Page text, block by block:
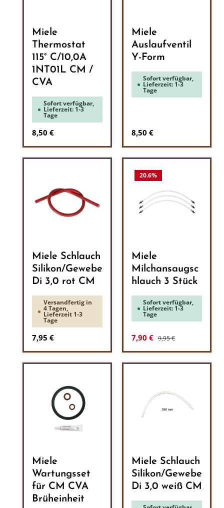
Miele
Thermostat
115° C/10,0A
1NT01L CM /
CVA
Sofort verfügbar,
Lieferzeit: 1-3
Tage
Regulärer Preis:
8,50 €
Miele
Auslaufventil
Y-Form
Sofort verfügbar,
Lieferzeit: 1-3
Tage
Regulärer Preis:
8,50 €
Miele Schlauch
Silikon/Gewebe
Di 3,0 rot CM
Versandfertig in
4 Tagen,
Lieferzeit 1-3
Tage
Regulärer Preis:
7,95 €
20.6%
Miele
Milchansaugsc
hlauch 3 Stück
Sofort verfügbar,
Lieferzeit: 1-3
Tage
Verkaufspreis:
7,90 € Regulärer Preis:
9,95 €
Miele
Wartungsset
für CM CVA
Brüheinheit
Miele Schlauch
Silikon/Gewebe
Di 3,0 weiß CM